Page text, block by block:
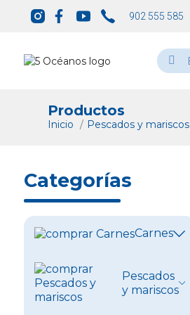
902 555 585
Productos
Inicio Pescados y mariscos
Categorías
Carnes
Ver todo
Vacuno
Pescados
y mariscos